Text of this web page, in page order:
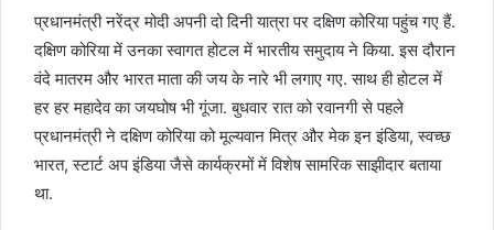
प्रधानमंत्री नरेंद्र मोदी अपनी दो दिनी यात्रा पर दक्षिण कोरिया पहुंच गए हैं.
दक्षिण कोरिया में उनका स्‍वागत होटल में भारतीय समुदाय ने किया. इस दौरान
वंदे मातरम और भारत माता की जय के नारे भी लगाए गए. साथ ही होटल में
हर हर महादेव का जयघोष भी गूंजा. बुधवार रात को रवानगी से पहले
प्रधानमंत्री ने दक्षिण कोरिया को मूल्यवान मित्र और मेक इन इंडिया, स्वच्छ
भारत, स्टार्ट अप इंडिया जैसे कार्यक्रमों में विशेष सामरिक साझीदार बताया
था.